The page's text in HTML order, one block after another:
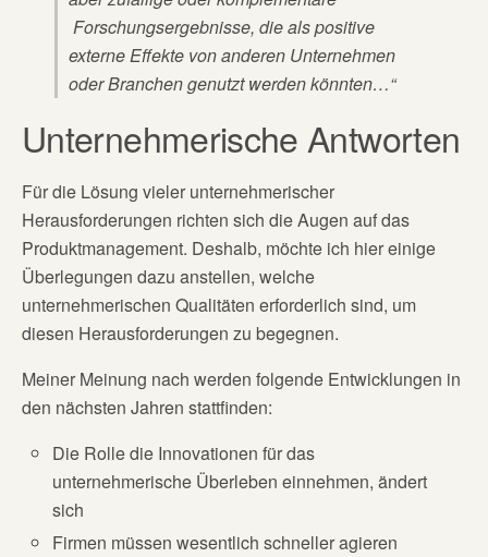
Forschungsergebnisse, die als positive
externe Effekte von anderen Unternehmen
oder Branchen genutzt werden könnten…“
Unternehmerische Antworten
Für die Lösung vieler unternehmerischer
Herausforderungen richten sich die Augen auf das
Produktmanagement. Deshalb, möchte ich hier einige
Überlegungen dazu anstellen, welche
unternehmerischen Qualitäten erforderlich sind, um
diesen Herausforderungen zu begegnen.
Meiner Meinung nach werden folgende Entwicklungen in
den nächsten Jahren stattfinden:
Die Rolle die Innovationen für das
unternehmerische Überleben einnehmen, ändert
sich
Firmen müssen wesentlich schneller agieren